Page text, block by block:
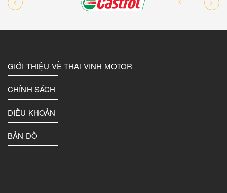
GIỚI THIỆU VỀ THAI VINH MOTOR
CHÍNH SÁCH
ĐIỀU KHOẢN
BẢN ĐỒ